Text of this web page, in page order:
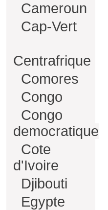
Cameroun
Cap-Vert
Centrafrique
Comores
Congo
Congo
democratique
Cote
d'Ivoire
Djibouti
Egypte